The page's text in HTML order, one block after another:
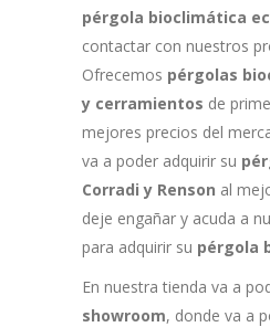
pérgola bioclimática
contactar con nuestros
Ofrecemos pérgolas
y cerramientos de
mejores precios del
va a poder adquirir su
Corradi y Renson al
deje engañar y acuda a
para adquirir su pérgola
En nuestra tienda va a
showroom, donde va a